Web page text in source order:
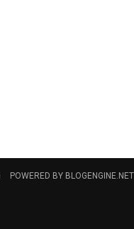
POWERED BY BLOGENGINE.NET